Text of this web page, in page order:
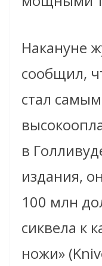
Накануне
сообщил,
стал самым
в
издания,
100 млн
сиквела к
ножи»